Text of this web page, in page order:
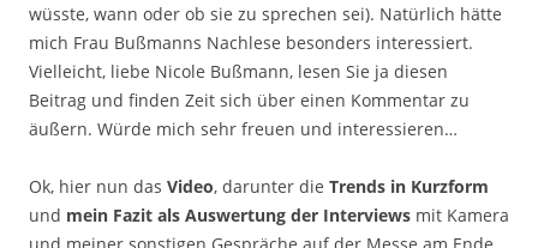
wüsste, wann oder ob sie zu sprechen sei). Natürlich hätte
mich Frau Bußmanns Nachlese besonders interessiert.
Vielleicht, liebe Nicole Bußmann, lesen Sie ja diesen
Beitrag und finden Zeit sich über einen Kommentar zu
äußern. Würde mich sehr freuen und interessieren…
Ok, hier nun das Video, darunter die Trends in Kurzform
und mein Fazit als Auswertung der Interviews mit Kamera